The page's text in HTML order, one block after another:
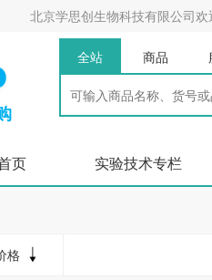
北京学思创生物科技有限公司欢
全站 商品
页 实验技术专栏
格